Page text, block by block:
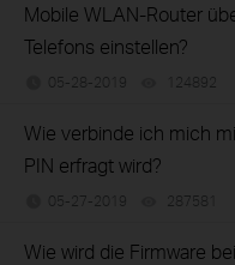
Mobile WLAN-Router
Telefons einstellen?
05-28-2019 124892
Wie verbinde ich mich
PIN erfragt wird?
05-27-2019 287581
Wie wird die Firmware